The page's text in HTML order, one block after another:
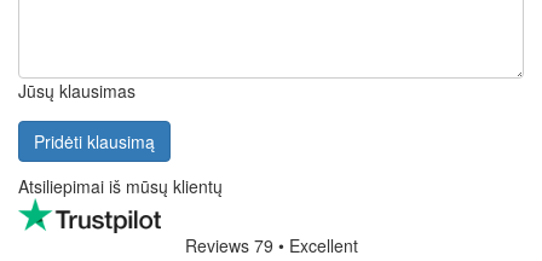
Jūsų klausimas
Pridėti klausimą
Atsiliepimai iš mūsų klientų
Reviews 79 • Excellent